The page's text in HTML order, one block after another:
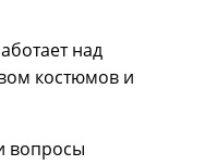
над
костюмов и
вопросы